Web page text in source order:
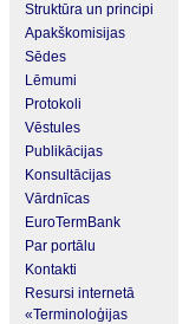
Struktūra un principi
Apakškomisijas
Sēdes
Lēmumi
Protokoli
Vēstules
Publikācijas
Konsultācijas
Vārdnīcas
EuroTermBank
Par portālu
Kontakti
Resursi internetā
«Terminoloģijas